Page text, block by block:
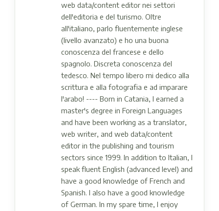
web data/content editor nei settori
dell'editoria e del turismo. Oltre
all'italiano, parlo fluentemente inglese
(livello avanzato) e ho una buona
conoscenza del francese e dello
spagnolo. Discreta conoscenza del
tedesco. Nel tempo libero mi dedico alla
scrittura e alla fotografia e ad imparare
l'arabo! ---- Born in Catania, I earned a
master's degree in Foreign Languages ​​
and have been working as a translator,
web writer, and web data/content
editor in the publishing and tourism
sectors since 1999. In addition to Italian, I
speak fluent English (advanced level) and
have a good knowledge of French and
Spanish. I also have a good knowledge
of German. In my spare time, I enjoy